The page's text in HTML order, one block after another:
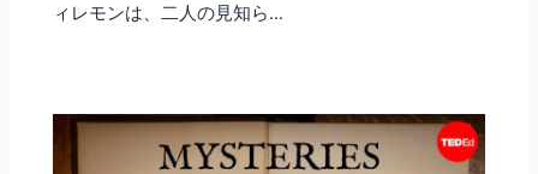
ィレモンは、二人の見知ら…